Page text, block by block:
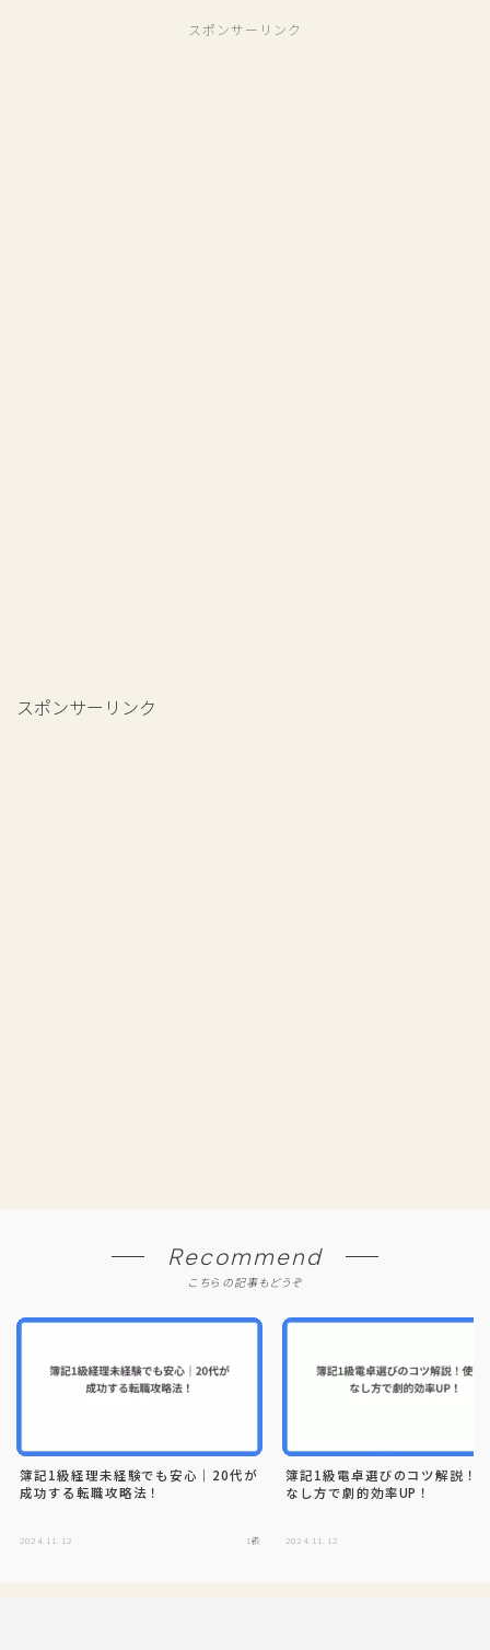
スポンサーリンク
スポンサーリンク
Recommend
こちらの記事もどうぞ
簿記1級経理未経験でも安心｜20代が
成功する転職攻略法！
2024.11.12 1級
簿記1級電卓選びのコツ解説！
なし方で劇的効率UP！
2024.11.12